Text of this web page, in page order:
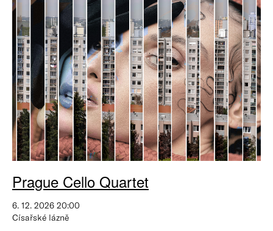
Prague Cello Quartet
6. 12. 2026 20:00
Císařské lázně